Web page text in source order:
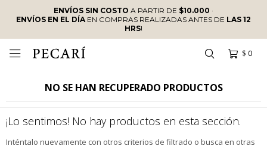
ENVÍOS SIN COSTO A PARTIR DE $10.000 ·
ENVÍOS EN EL DÍAEN COMPRAS REALIZADAS ANTES DE LAS 12
HRS!
$ 0

NO SE HAN RECUPERADO PRODUCTOS
¡Lo sentimos! No hay productos en esta sección.
Inténtalo nuevamente con otros criterios de filtrado o busca en otras